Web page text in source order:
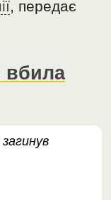
, передає
вбила